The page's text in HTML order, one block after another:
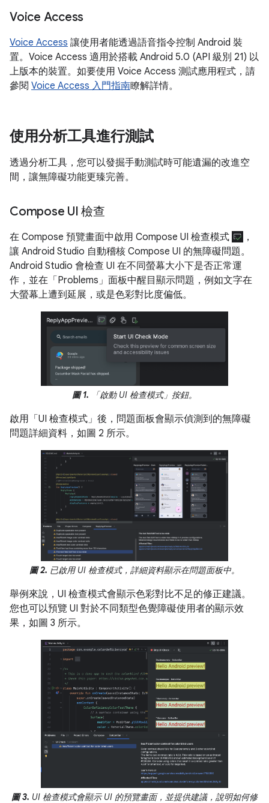
Voice Access
Voice Access 讓使用者能透過語音指令控制 Android 裝
置。Voice Access 適用於搭載 Android 5.0 (API 級別 21) 以
上版本的裝置。如要使用 Voice Access 測試應用程式，請
參閱 Voice Access 入門指南瞭解詳情。
使用分析工具進行測試
透過分析工具，您可以發掘手動測試時可能遺漏的改進空
間，讓無障礙功能更臻完善。
Compose UI 檢查
在 Compose 預覽畫面中啟用 Compose UI 檢查模式
，
讓 Android Studio 自動稽核 Compose UI 的無障礙問題。
Android Studio 會檢查 UI 在不同螢幕大小下是否正常運
作，並在「Problems」面板中醒目顯示問題，例如文字在
大螢幕上遭到延展，或是色彩對比度偏低。
圖 1. 「啟動 UI 檢查模式」按鈕。
啟用「UI 檢查模式」後，問題面板會顯示偵測到的無障礙
問題詳細資料，如圖 2 所示。
圖 2. 已啟用 UI 檢查模式，詳細資料顯示在問題面板中。
舉例來說，UI 檢查模式會顯示色彩對比不足的修正建議。
您也可以預覽 UI 對於不同類型色覺障礙使用者的顯示效
果，如圖 3 所示。
圖 3. UI 檢查模式會顯示 UI 的預覽畫面，並提供建議，說明如何修